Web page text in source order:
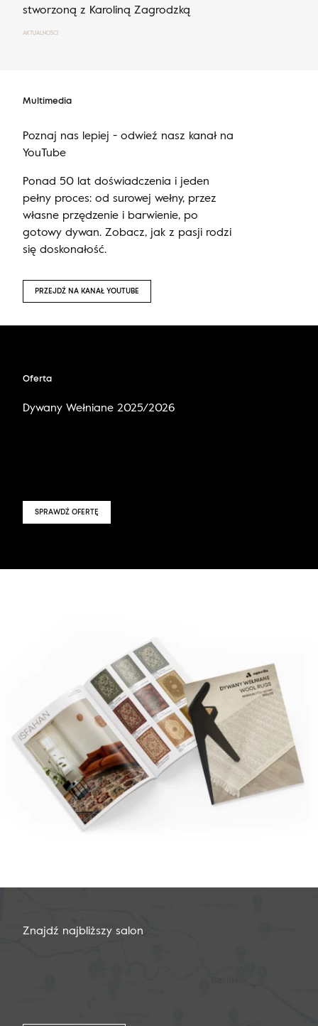
stworzoną z Karoliną Zagrodzką
AKTUALNOŚCI
Multimedia
Poznaj nas lepiej - odwieź nasz kanał na
YouTube
Ponad 50 lat doświadczenia i jeden
pełny proces: od surowej wełny, przez
własne przędzenie i barwienie, po
gotowy dywan. Zobacz, jak z pasji rodzi
się doskonałość.
PRZEJDŹ NA KANAŁ YOUTUBE
Oferta
Dywany Wełniane 2025/2026
SPRAWDŹ OFERTĘ
Znajdź najbliższy salon